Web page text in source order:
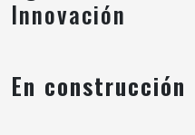
Innovación
En construcción